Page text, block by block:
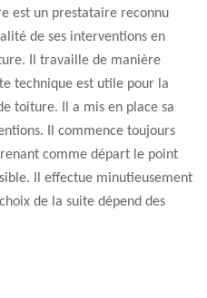
est un prestataire reconnu
de ses interventions en
Il travaille de manière
technique est utile pour la
toiture. Il a mis en place sa
Il commence toujours
comme départ le point
Il effectue minutieusement
de la suite dépend des